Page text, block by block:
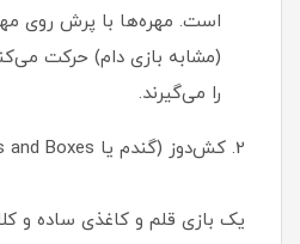
است. مهره‌ها با پرش روی
(مشابه بازی دام) حرکت
را می‌گیرند.
2. کش‌دوز (گندم یا Dots and Boxes)
یک بازی قلم و کاغذی ساده و